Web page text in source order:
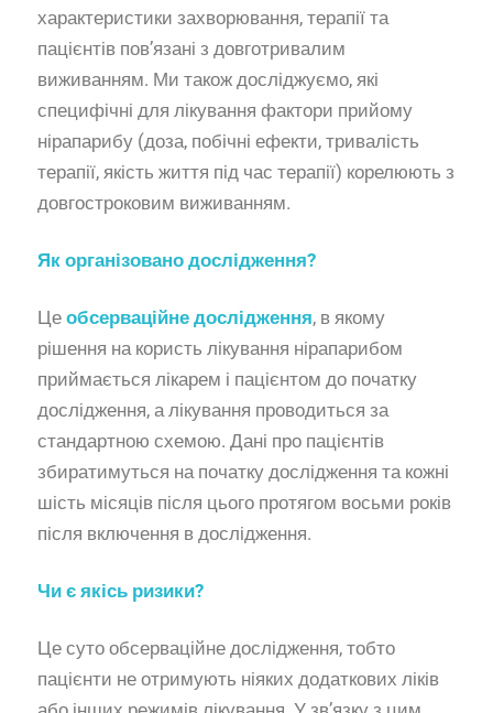
характеристики захворювання, терапії та
пацієнтів пов’язані з довготривалим
виживанням. Ми також досліджуємо, які
специфічні для лікування фактори прийому
нірапарибу (доза, побічні ефекти, тривалість
терапії, якість життя під час терапії) корелюють з
довгостроковим виживанням.
Як організовано дослідження?
Це обсерваційне дослідження, в якому
рішення на користь лікування нірапарибом
приймається лікарем і пацієнтом до початку
дослідження, а лікування проводиться за
стандартною схемою. Дані про пацієнтів
збиратимуться на початку дослідження та кожні
шість місяців після цього протягом восьми років
після включення в дослідження.
Чи є якісь ризики?
Це суто обсерваційне дослідження, тобто
пацієнти не отримують ніяких додаткових ліків